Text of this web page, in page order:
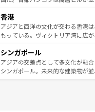
とつ。フォーやバインミー、ベトナ
ひ現地で味わいたい。どの地域を
が旅行者を迎えてくれるので、き
参照してほしい。
の活気が交差している。北部ではチ
帯で自然と触れ合い、南部ではプ
いビーチでリゾート気分を楽しむ
激する。気候は一年中温暖で、どの
が待っている。親しみやすいタイ
た文化、そして多様な観光資源が
香港
アジアと西洋の文化が交わる香港
もっている。ヴィクトリア湾に広
み、どこを訪れても感動するはず。
ており、効率よく見どころを回れ
うな絶景から文化的な体験まで、
シンガポール
アジアの交差点として多文化が融
シンガポール。未来的な建築物が